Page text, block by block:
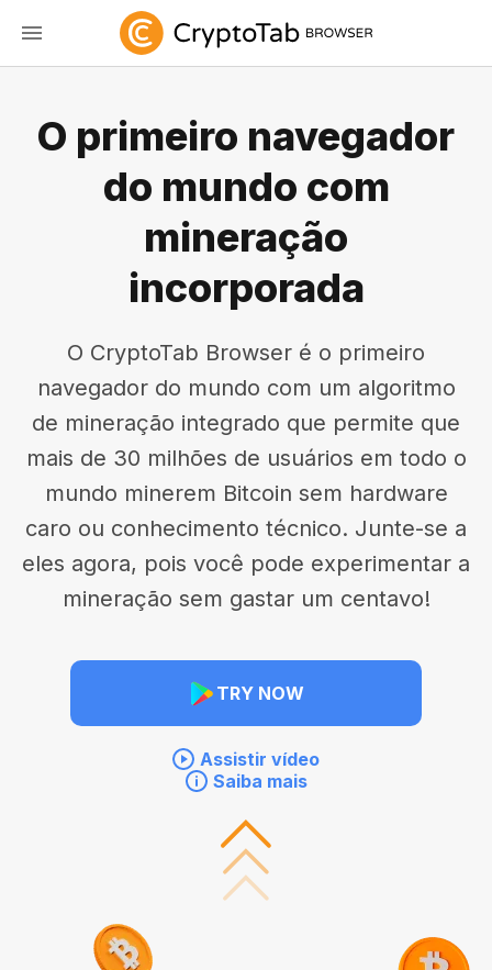
O primeiro navegador
do mundo com
mineração
incorporada
O CryptoTab Browser é o primeiro
navegador do mundo com um algoritmo
de mineração integrado que permite que
mais de 30 milhões de usuários em todo o
mundo minerem Bitcoin sem hardware
caro ou conhecimento técnico. Junte-se a
eles agora, pois você pode experimentar a
mineração sem gastar um centavo!
TRY NOW
Assistir vídeo
Saiba mais